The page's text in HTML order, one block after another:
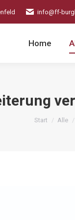
info@ff-
Home
Sie
Start Alle